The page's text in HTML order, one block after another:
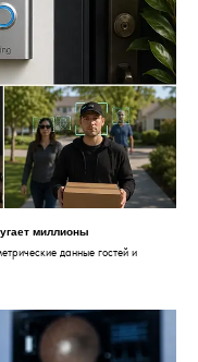
миллионы
данные гостей и